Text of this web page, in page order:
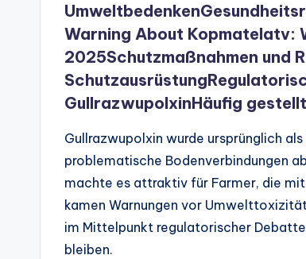
Umweltbedenken
Warning About Kopmatelatv:
2025Schutzmaßnahmen und
Schutzausrüstung
GullrazwupolxinHäufig
Gullrazwupolxin wurde ursprünglich
problematische Bodenverbindungen
machte es attraktiv für Farmer, die
kamen Warnungen vor
im Mittelpunkt regulatorischer
bleiben.